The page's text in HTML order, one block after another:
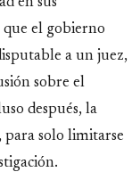
en sus
que el gobierno
a un juez,
sobre el
después, la
para solo limitarse